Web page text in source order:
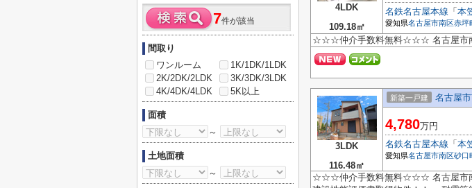
4LDK
109.18㎡
名鉄名古屋本線 「 本
愛知県名古屋市南区赤坪
☆☆☆仲介手数料無料☆☆☆ 名古屋市南
3LDK
116.48㎡
新築一戸建 名古屋
4,780万円
名鉄名古屋本線 「 本
愛知県名古屋市南区砂口
☆☆☆仲介手数料無料☆☆☆ 名古屋市南
7件が該当
間取り
ワンルーム
1K/1DK/1LDK
2K/2DK/2LDK
3K/3DK/3LDK
4K/4DK/4LDK
5K以上
面積
～
土地面積
～